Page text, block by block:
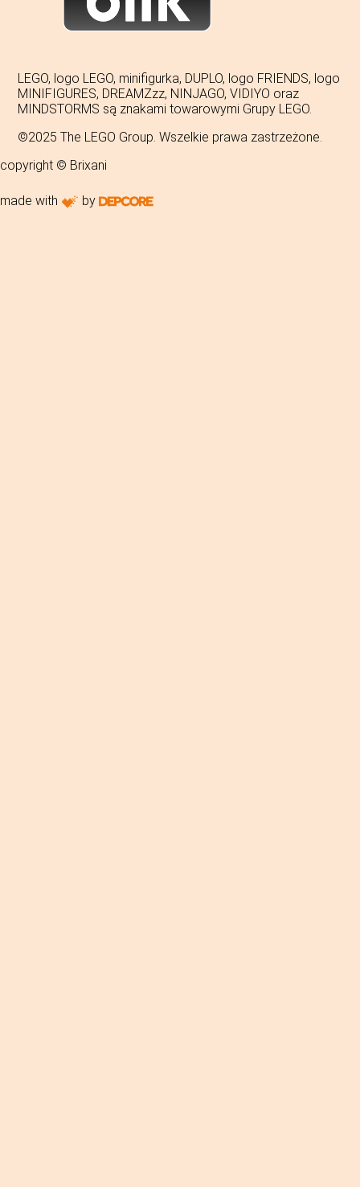
LEGO, logo LEGO, minifigurka, DUPLO, logo FRIENDS, logo
MINIFIGURES, DREAMZzz, NINJAGO, VIDIYO oraz
MINDSTORMS są znakami towarowymi Grupy LEGO.
©2025 The LEGO Group. Wszelkie prawa zastrzeżone.
copyright © Brixani
made with by